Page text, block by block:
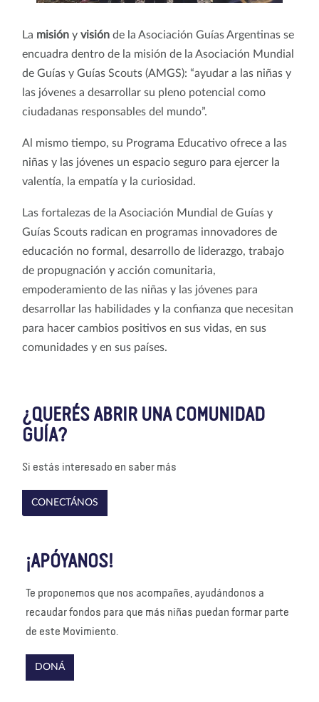
La misión y visión de la Asociación Guías Argentinas se
encuadra dentro de la misión de la Asociación Mundial
de Guías y Guías Scouts (AMGS): “ayudar a las niñas y
las jóvenes a desarrollar su pleno potencial como
ciudadanas responsables del mundo”.
Al mismo tiempo, su Programa Educativo ofrece a las
niñas y las jóvenes un espacio seguro para ejercer la
valentía, la empatía y la curiosidad.
Las fortalezas de la Asociación Mundial de Guías y
Guías Scouts radican en programas innovadores de
educación no formal, desarrollo de liderazgo, trabajo
de propugnación y acción comunitaria,
empoderamiento de las niñas y las jóvenes para
desarrollar las habilidades y la confianza que necesitan
para hacer cambios positivos en sus vidas, en sus
comunidades y en sus países.
¿QUERÉS ABRIR UNA COMUNIDAD
GUÍA?
Si estás interesado en saber más
CONECTÁNOS
¡APÓYANOS!
Te proponemos que nos acompañes, ayudándonos a
recaudar fondos para que más niñas puedan formar parte
de este Movimiento.
DONÁ